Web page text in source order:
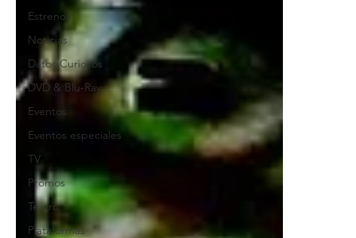
Estrenos
Noticias
Datos Curiosos
DVD & Blu-Ray
Eventos
Eventos especiales
TV
Promos
Teatro
Plataformas